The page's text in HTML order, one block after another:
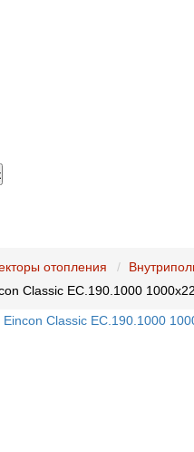
отопления
Classic EC.190.1000